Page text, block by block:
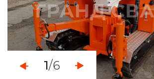
установка винтовых свайных опор
услуги по ремонту фундамента
укрепление ленточного фундамента
работа с любыми типами грунта
1/6